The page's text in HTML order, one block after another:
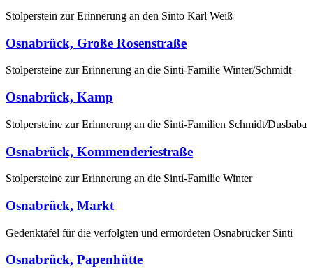
Stolperstein zur Erinnerung an den Sinto Karl Weiß
Osnabrück, Große Rosenstraße
Stolpersteine zur Erinnerung an die Sinti-Familie Winter/Schmidt
Osnabrück, Kamp
Stolpersteine zur Erinnerung an die Sinti-Familien Schmidt/Dusbaba
Osnabrück, Kommenderiestraße
Stolpersteine zur Erinnerung an die Sinti-Familie Winter
Osnabrück, Markt
Gedenktafel für die verfolgten und ermordeten Osnabrücker Sinti
Osnabrück, Papenhütte